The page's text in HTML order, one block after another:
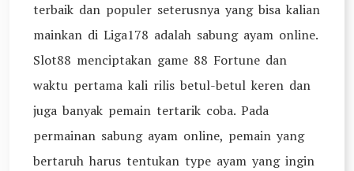
terbaik dan populer seterusnya yang bisa kalian
mainkan di Liga178 adalah sabung ayam online.
Slot88 menciptakan game 88 Fortune dan
waktu pertama kali rilis betul-betul keren dan
juga banyak pemain tertarik coba. Pada
permainan sabung ayam online, pemain yang
bertaruh harus tentukan type ayam yang ingin